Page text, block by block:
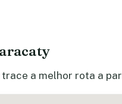
a melhor rota a